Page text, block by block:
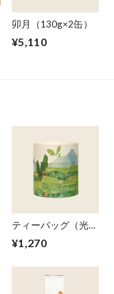
卯月（130g×2缶）
¥5,110
ティーバッグ（光緑
¥1,270